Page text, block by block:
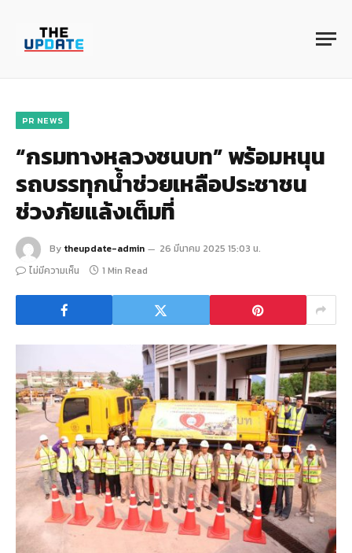
PR NEWS
“กรมทางหลวงชนบท” พร้อมหนุน
รถบรรทุกน้ำช่วยเหลือประชาชน
ช่วงภัยแล้งเต็มที่
By theupdate-admin
26 มีนาคม 2025 15:03 น.
ไม่มีความเห็น
1 Min Read